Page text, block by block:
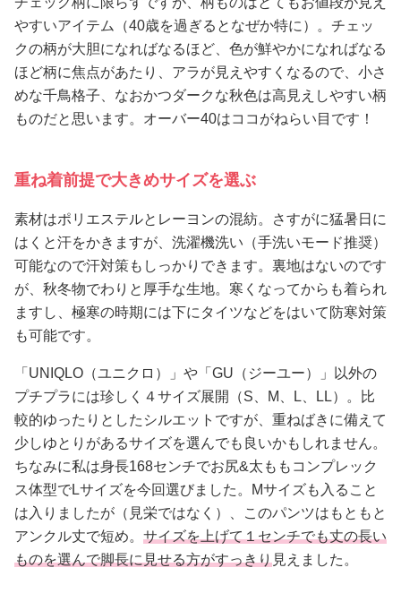
やすいアイテム（40歳を過ぎるとなぜか特に）。チェッ
クの柄が大胆になればなるほど、色が鮮やかになればなる
ほど柄に焦点があたり、アラが見えやすくなるので、小さ
めな千鳥格子、なおかつダークな秋色は高見えしやすい柄
ものだと思います。オーバー40はココがねらい目です！
重ね着前提で大きめサイズを選ぶ
素材はポリエステルとレーヨンの混紡。さすがに猛暑日に
はくと汗をかきますが、洗濯機洗い（手洗いモード推奨）
可能なので汗対策もしっかりできます。裏地はないのです
が、秋冬物でわりと厚手な生地。寒くなってからも着られ
ますし、極寒の時期には下にタイツなどをはいて防寒対策
も可能です。
「UNIQLO（ユニクロ）」や「GU（ジーユー）」以外の
プチプラには珍しく４サイズ展開（S、M、L、LL）。比
較的ゆったりとしたシルエットですが、重ねばきに備えて
少しゆとりがあるサイズを選んでも良いかもしれません。
ちなみに私は身長168センチでお尻&太ももコンプレック
ス体型でLサイズを今回選びました。Mサイズも入ること
は入りましたが（見栄ではなく）、このパンツはもともと
アンクル丈で短め。 サイズを上げて１センチでも丈の長い
ものを選んで脚長に見せる方がすっきり見えました。